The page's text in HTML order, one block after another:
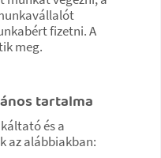
fizetni. A
meg.
tartalma
és a
az alábbiakban: